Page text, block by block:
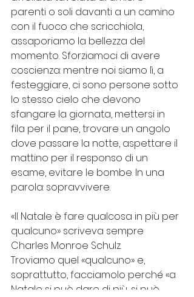
parenti o soli davanti a un camino
con il fuoco che scricchiola,
assaporiamo la bellezza del
momento. Sforziamoci di avere
coscienza: mentre noi siamo lì, a
festeggiare, ci sono persone sotto
lo stesso cielo che devono
sfangare la giornata, mettersi in
fila per il pane, trovare un angolo
dove passare la notte, aspettare il
mattino per il responso di un
esame, evitare le bombe. In una
parola: sopravvivere.
«Il Natale è fare qualcosa in più per
qualcuno» scriveva sempre
Charles Monroe Schulz.
Troviamo quel «qualcuno» e,
soprattutto, facciamolo perché «a
Natale si può dare di più, si può